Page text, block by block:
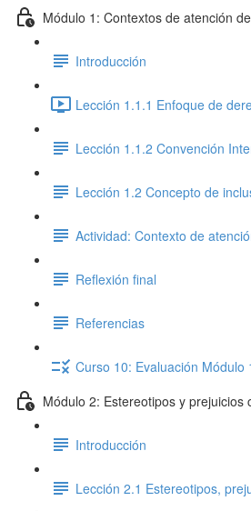
Módulo 1: Contextos de atención
Introducción
Lección 1.1.1 Enfoque de
Lección 1.1.2 Convención
Lección 1.2 Concepto de
Actividad: Contexto de
Reflexión final
Referencias
Curso 10: Evaluación Módulo
Módulo 2: Estereotipos y
Introducción
Lección 2.1 Estereotipos,